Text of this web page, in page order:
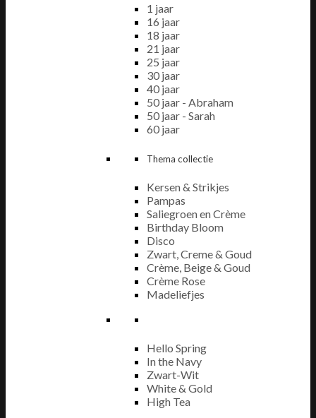
1 jaar
16 jaar
18 jaar
21 jaar
25 jaar
30 jaar
40 jaar
50 jaar - Abraham
50 jaar - Sarah
60 jaar
Thema collectie
Kersen & Strikjes
Pampas
Saliegroen en Crème
Birthday Bloom
Disco
Zwart, Creme & Goud
Crème, Beige & Goud
Crème Rose
Madeliefjes
Hello Spring
In the Navy
Zwart-Wit
White & Gold
High Tea